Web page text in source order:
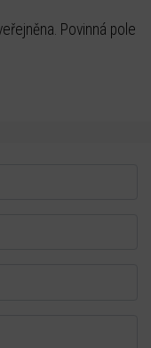
Povinná pole